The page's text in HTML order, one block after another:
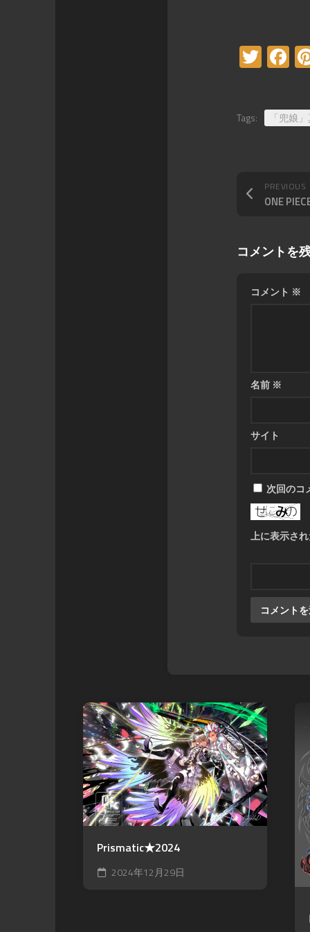
Tags: 「兜娘
PREVIOUS
コメントを
コメント ※
名前 ※
サイト
次回のコ
上に表示さ
Prismatic★2024
2024年12月29日